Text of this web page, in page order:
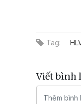
Tag:
Viết bình